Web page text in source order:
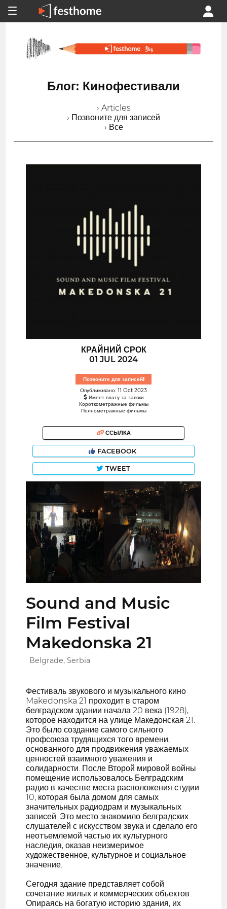
Блог: Кинофестивали
› Articles
› Позвоните для записей
› Все
КРАЙНИЙ СРОК
01 JUL 2024
Позвоните для записей!
Опубликовано: 11 Oct 2023
Имеет плату за заявки
Короткометражные фильмы
Полнометражные фильмы
ССЫЛКА
FACEBOOK
TWEET
Sound and Music
Film Festival
Makedonska 21
Belgrade, Serbia
Фестиваль звукового и музыкального кино
Makedonska 21 проходит в старом
белградском здании начала 20 века (1928),
которое находится на улице Македонская 21.
Это было создание самого сильного
профсоюза трудящихся того времени,
основанного для продвижения уважаемых
ценностей взаимного уважения и
солидарности. После Второй мировой войны
помещение использовалось Белградским
радио в качестве места расположения студии
10, которая была домом для самых
значительных радиодрам и музыкальных
записей. Это место знакомило белградских
слушателей с искусством звука и сделало его
неотъемлемой частью их культурного
наследия, оказав неизмеримое
художественное, культурное и социальное
значение.
Сегодня здание представляет собой
сочетание жилых и коммерческих объектов.
Опираясь на богатую историю здания, их